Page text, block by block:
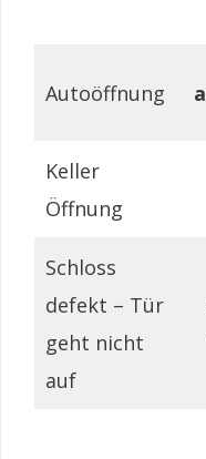
Autoöffnung
Keller
Öffnung
Schloss
defekt – Tür
geht nicht
auf